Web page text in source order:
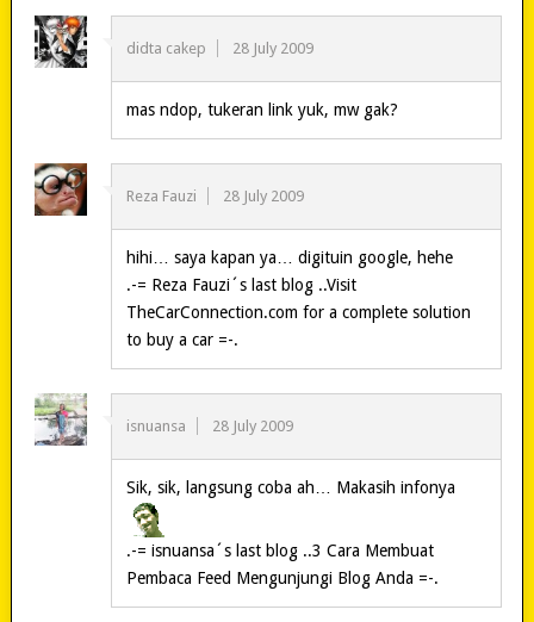
didta cakep 28 July 2009
mas ndop, tukeran link yuk, mw gak?
Reza Fauzi 28 July 2009
hihi… saya kapan ya… digituin google, hehe
.-= Reza Fauzi´s last blog ..Visit
TheCarConnection.com for a complete solution
to buy a car =-.
isnuansa 28 July 2009
Sik, sik, langsung coba ah… Makasih infonya
.-= isnuansa´s last blog ..3 Cara Membuat
Pembaca Feed Mengunjungi Blog Anda =-.